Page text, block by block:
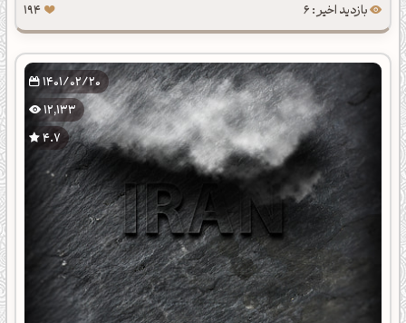
بازدید اخیر : 6 194
1401/02/20
12,133
4.7